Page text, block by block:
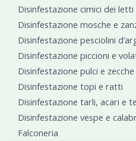
Disinfestazione cimici dei letti
Disinfestazione mosche e
Disinfestazione pesciolini
Disinfestazione piccioni e
Disinfestazione pulci e zecche
Disinfestazione topi e ratti
Disinfestazione tarli, acari e
Disinfestazione vespe e
Falconeria